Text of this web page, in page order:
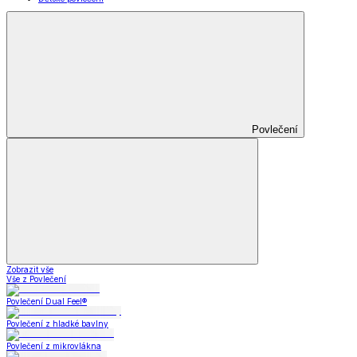
Povlečení
Zobrazit vše
Vše z Povlečení
Povlečení Dual Feel®
Povlečení z hladké bavlny
Povlečení z mikrovlákna